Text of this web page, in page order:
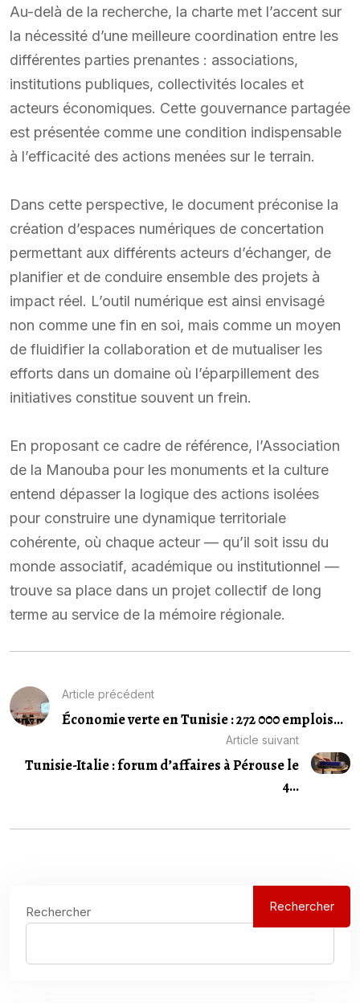
Au-delà de la recherche, la charte met l’accent sur
la nécessité d’une meilleure coordination entre les
différentes parties prenantes : associations,
institutions publiques, collectivités locales et
acteurs économiques. Cette gouvernance partagée
est présentée comme une condition indispensable
à l’efficacité des actions menées sur le terrain.
Dans cette perspective, le document préconise la
création d’espaces numériques de concertation
permettant aux différents acteurs d’échanger, de
planifier et de conduire ensemble des projets à
impact réel. L’outil numérique est ainsi envisagé
non comme une fin en soi, mais comme un moyen
de fluidifier la collaboration et de mutualiser les
efforts dans un domaine où l’éparpillement des
initiatives constitue souvent un frein.
En proposant ce cadre de référence, l’Association
de la Manouba pour les monuments et la culture
entend dépasser la logique des actions isolées
pour construire une dynamique territoriale
cohérente, où chaque acteur — qu’il soit issu du
monde associatif, académique ou institutionnel —
trouve sa place dans un projet collectif de long
terme au service de la mémoire régionale.
Article précédent
Économie verte en Tunisie : 272 000 emplois...
Article suivant
Tunisie-Italie : forum d’affaires à Pérouse le
4...
Rechercher Rechercher